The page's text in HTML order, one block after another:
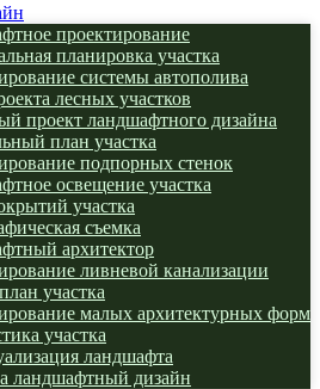
проектирование
планировка участка
системы автополива
лесных участков
проект ландшафтного дизайна
план участка
подпорных стенок
освещение участка
участка
съемка
архитектор
ливневой канализации
участка
малых архитектурных форм
участка
ландшафта
ландшафтный дизайн